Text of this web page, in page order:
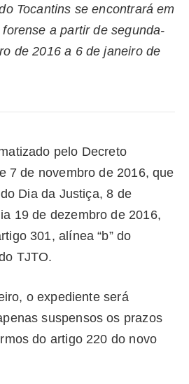
Tocantins se encontrará em
a partir de segunda-
de 2016 a 6 de janeiro de
pelo Decreto
7 de novembro de 2016, que
Dia da Justiça, 8 de
19 de dezembro de 2016,
301, alínea “b” do
TJTO.
o expediente será
suspensos os prazos
do artigo 220 do novo